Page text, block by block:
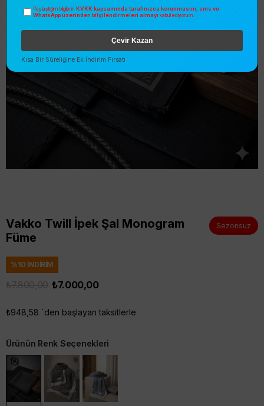
Vakko Twill İpek Şal Monogram
Füme
Sezonsuz
%10 İNDIRIM
₺7.000,00
₺948,58 `den başlayan taksitlerle
Ürünün Renk Seçenekleri
Paylaştığım bilgilerin KVKK kapsamında tarafınızca korunmasını, sms ve
WhatsApp üzerinden bilgilendirmeleri almayı kabul ediyorum.
Çevir Kazan
Kısa Bir Süreliğine Ek İndirim Fırsatı